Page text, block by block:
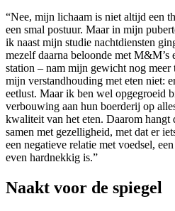
“Nee, mijn lichaam is niet altijd een
een smal postuur. Maar in mijn
ik naast mijn studie nachtdiensten
mezelf daarna beloonde met M&M’s
station – nam mijn gewicht nog meer
mijn verstandhouding met eten niet:
eetlust. Maar ik ben wel opgegroeid
verbouwing aan hun boerderij op
kwaliteit van het eten. Daarom hangt
samen met gezelligheid, met dat er
een negatieve relatie met voedsel,
even hardnekkig is.”
Naakt voor de spiegel